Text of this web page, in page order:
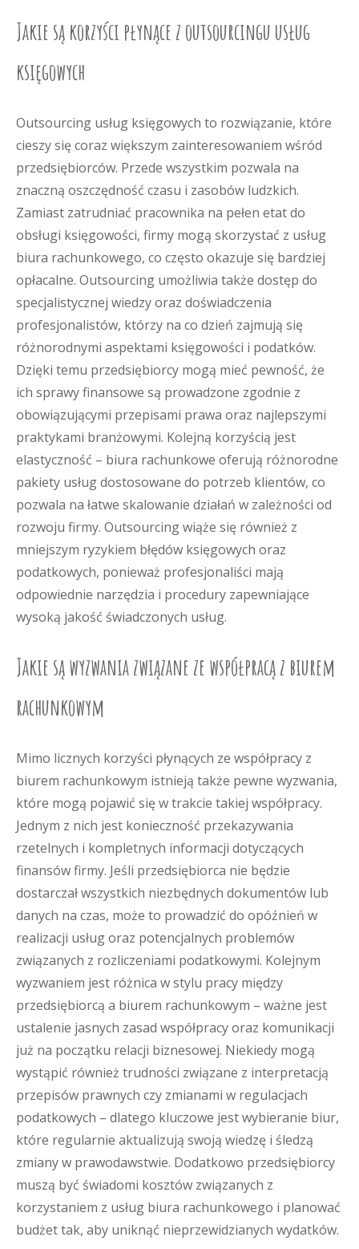
Jakie są korzyści płynące z outsourcingu usług
księgowych
Outsourcing usług księgowych to rozwiązanie, które
cieszy się coraz większym zainteresowaniem wśród
przedsiębiorców. Przede wszystkim pozwala na
znaczną oszczędność czasu i zasobów ludzkich.
Zamiast zatrudniać pracownika na pełen etat do
obsługi księgowości, firmy mogą skorzystać z usług
biura rachunkowego, co często okazuje się bardziej
opłacalne. Outsourcing umożliwia także dostęp do
specjalistycznej wiedzy oraz doświadczenia
profesjonalistów, którzy na co dzień zajmują się
różnorodnymi aspektami księgowości i podatków.
Dzięki temu przedsiębiorcy mogą mieć pewność, że
ich sprawy finansowe są prowadzone zgodnie z
obowiązującymi przepisami prawa oraz najlepszymi
praktykami branżowymi. Kolejną korzyścią jest
elastyczność – biura rachunkowe oferują różnorodne
pakiety usług dostosowane do potrzeb klientów, co
pozwala na łatwe skalowanie działań w zależności od
rozwoju firmy. Outsourcing wiąże się również z
mniejszym ryzykiem błędów księgowych oraz
podatkowych, ponieważ profesjonaliści mają
odpowiednie narzędzia i procedury zapewniające
wysoką jakość świadczonych usług.
Jakie są wyzwania związane ze współpracą z biurem
rachunkowym
Mimo licznych korzyści płynących ze współpracy z
biurem rachunkowym istnieją także pewne wyzwania,
które mogą pojawić się w trakcie takiej współpracy.
Jednym z nich jest konieczność przekazywania
rzetelnych i kompletnych informacji dotyczących
finansów firmy. Jeśli przedsiębiorca nie będzie
dostarczał wszystkich niezbędnych dokumentów lub
danych na czas, może to prowadzić do opóźnień w
realizacji usług oraz potencjalnych problemów
związanych z rozliczeniami podatkowymi. Kolejnym
wyzwaniem jest różnica w stylu pracy między
przedsiębiorcą a biurem rachunkowym – ważne jest
ustalenie jasnych zasad współpracy oraz komunikacji
już na początku relacji biznesowej. Niekiedy mogą
wystąpić również trudności związane z interpretacją
przepisów prawnych czy zmianami w regulacjach
podatkowych – dlatego kluczowe jest wybieranie biur,
które regularnie aktualizują swoją wiedzę i śledzą
zmiany w prawodawstwie. Dodatkowo przedsiębiorcy
muszą być świadomi kosztów związanych z
korzystaniem z usług biura rachunkowego i planować
budżet tak, aby uniknąć nieprzewidzianych wydatków.